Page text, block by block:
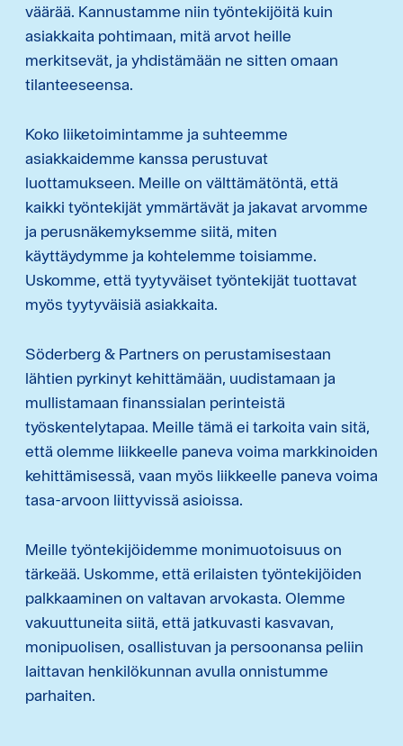
väärää. Kannustamme niin työntekijöitä kuin
asiakkaita pohtimaan, mitä arvot heille
merkitsevät, ja yhdistämään ne sitten omaan
tilanteeseensa.
Koko liiketoimintamme ja suhteemme
asiakkaidemme kanssa perustuvat
luottamukseen. Meille on välttämätöntä, että
kaikki työntekijät ymmärtävät ja jakavat arvomme
ja perusnäkemyksemme siitä, miten
käyttäydymme ja kohtelemme toisiamme.
Uskomme, että tyytyväiset työntekijät tuottavat
myös tyytyväisiä asiakkaita.
Söderberg & Partners on perustamisestaan ​​
lähtien pyrkinyt kehittämään, uudistamaan ja
mullistamaan finanssialan perinteistä
työskentelytapaa. Meille tämä ei tarkoita vain sitä,
että olemme liikkeelle paneva voima markkinoiden
kehittämisessä, vaan myös liikkeelle paneva voima
tasa-arvoon liittyvissä asioissa.
Meille työntekijöidemme monimuotoisuus on
tärkeää. Uskomme, että erilaisten työntekijöiden
palkkaaminen on valtavan arvokasta. Olemme
vakuuttuneita siitä, että jatkuvasti kasvavan,
monipuolisen, osallistuvan ja persoonansa peliin
laittavan henkilökunnan avulla onnistumme
parhaiten.